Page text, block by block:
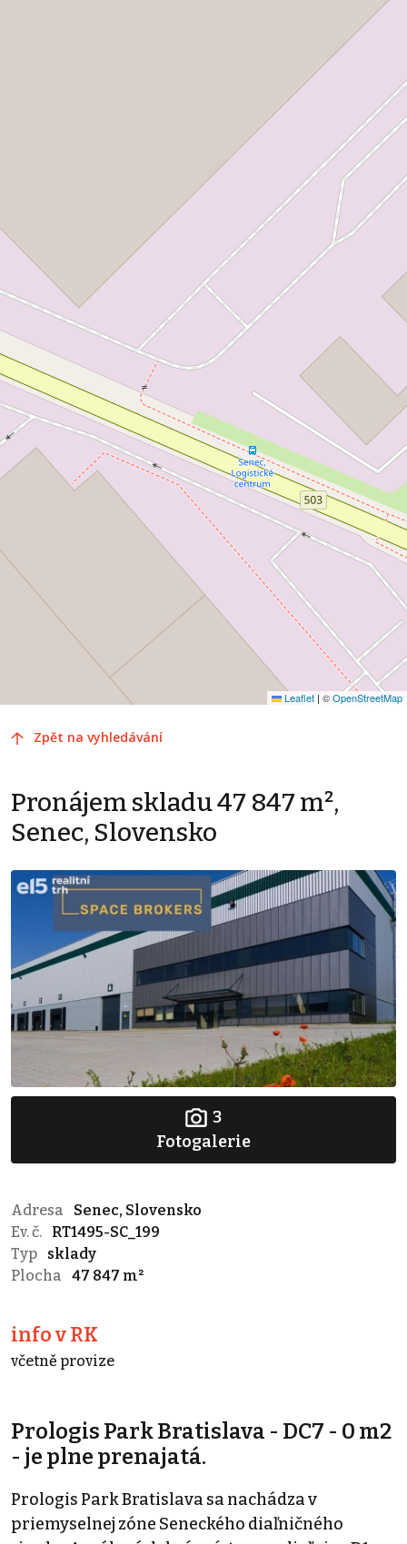
Leaflet | ©OpenStreetMap
Zpět na vyhledávání
Pronájem skladu 47 847 m²,
Senec, Slovensko
3
Fotogalerie
Adresa
Senec, Slovensko
Ev. č.
RT1495-SC_199
Typ
sklady
Plocha
47 847 m²
info v RK
včetně provize
Prologis Park Bratislava - DC7 - 0 m2
- je plne prenajatá.
Prologis Park Bratislava sa nachádza v
priemyselnej zóne Seneckého diaľničného